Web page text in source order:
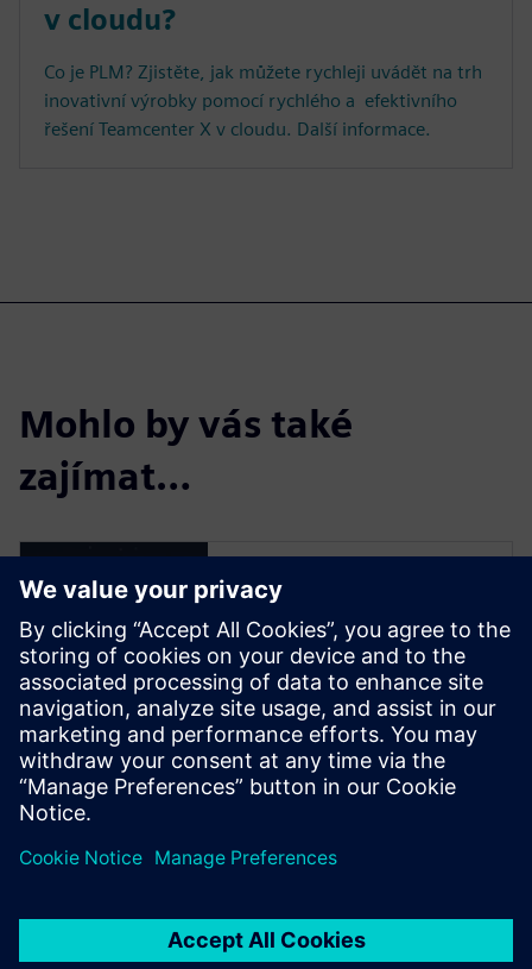
v cloudu?
Co je PLM? Zjistěte, jak můžete rychleji uvádět na trh
inovativní výrobky pomocí rychlého a efektivního
řešení Teamcenter X v cloudu. Další informace.
Mohlo by vás také
zajímat…
Spustit
bezplatnou
zkušební verzi
Vyzkoušejte řešení
Teamcenter X! Bezplatná
30denní zkušební verze
špičkového softwaru PLM